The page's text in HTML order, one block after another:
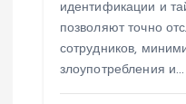
идентификации и
позволяют точно
сотрудников,
злоупотребления и…